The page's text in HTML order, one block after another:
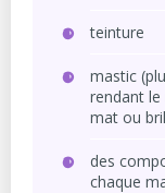
teinture
mastic
rendant
mat ou
des
chaque